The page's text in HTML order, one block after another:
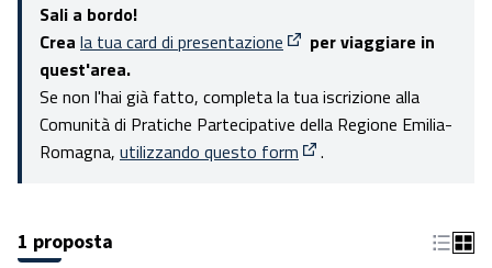
Sali a bordo!
Crea la tua card di presentazione
(Apre in una nuova scheda)
per viaggiare in
quest'area.
Se non l'hai già fatto, completa la tua iscrizione alla
Comunità di Pratiche Partecipative della Regione Emilia-
Romagna, utilizzando questo form .
1 proposta